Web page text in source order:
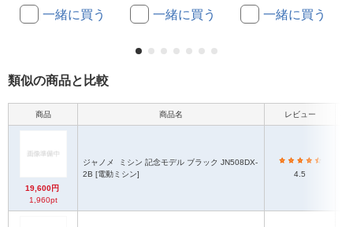
一緒に買う 一緒に買う 一緒に買う
類似の商品と比較
商品 商品名 レビュー
19,600円
1,960pt
ジャノメ
2B [電動ミシン]
4.5